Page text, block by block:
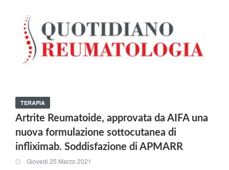
TERAPIA
Artrite Reumatoide, approvata da AIFA una
nuova formulazione sottocutanea di
infliximab. Soddisfazione di APMARR
Giovedi 25 Marzo 2021